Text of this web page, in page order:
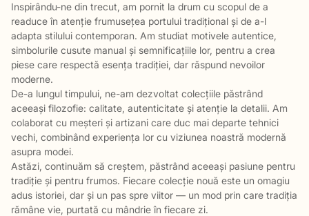
Inspirându-ne din trecut, am pornit la drum cu scopul de a
readuce în atenție frumusețea portului tradițional și de a-l
adapta stilului contemporan. Am studiat motivele autentice,
simbolurile cusute manual și semnificațiile lor, pentru a crea
piese care respectă esența tradiției, dar răspund nevoilor
moderne.
De-a lungul timpului, ne-am dezvoltat colecțiile păstrând
aceeași filozofie: calitate, autenticitate și atenție la detalii. Am
colaborat cu meșteri și artizani care duc mai departe tehnici
vechi, combinând experiența lor cu viziunea noastră modernă
asupra modei.
Astăzi, continuăm să creștem, păstrând aceeași pasiune pentru
tradiție și pentru frumos. Fiecare colecție nouă este un omagiu
adus istoriei, dar și un pas spre viitor — un mod prin care tradiția
rămâne vie, purtată cu mândrie în fiecare zi.